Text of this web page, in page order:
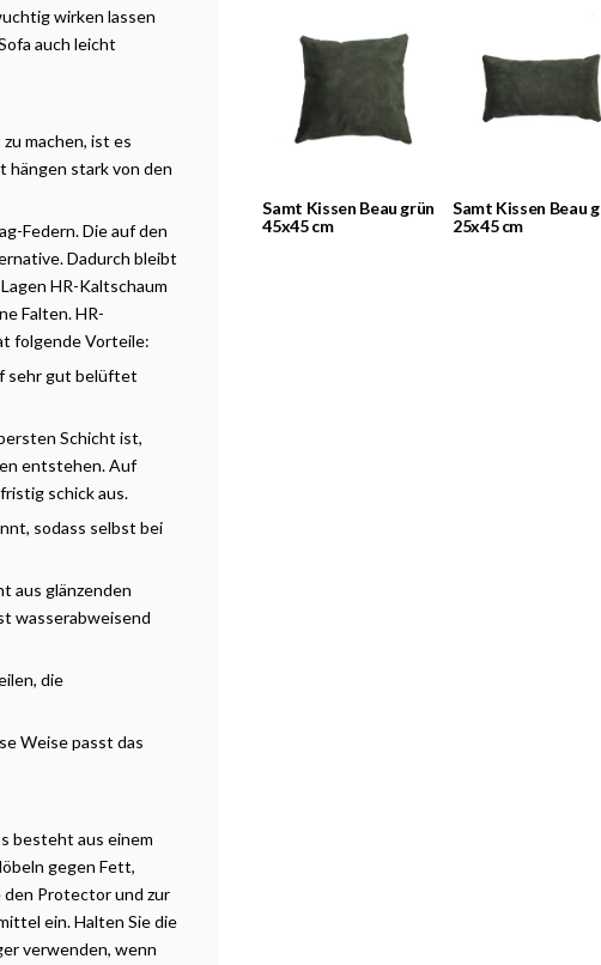
wirken lassen
auch leicht
machen, ist es
hängen stark von den
Federn. Die auf den
Dadurch bleibt
HR-Kaltschaum
Falten. HR-
folgende Vorteile:
sehr gut belüftet
Schicht ist,
entstehen. Auf
schick aus.
sodass selbst bei
aus glänzenden
wasserabweisend
die
Weise passt das
besteht aus einem
gegen Fett,
den Protector und zur
ein. Halten Sie die
verwenden, wenn
Samt Kissen Beau grün
45x45 cm
Samt Kissen Beau
25x45 cm